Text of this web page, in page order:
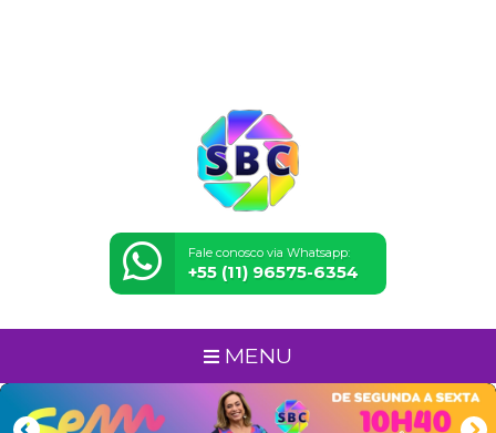
Fale conosco via Whatsapp:
+55 (11) 96575-6354
MENU